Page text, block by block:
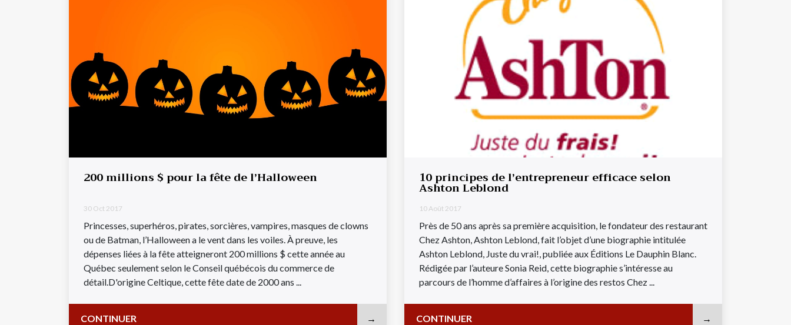
200 millions $ pour la fête de l’Halloween
30 Oct 2017
Princesses, superhéros, pirates, sorcières, vampires, masques de clowns
ou de Batman, l’Halloween a le vent dans les voiles. À preuve, les
dépenses liées à la fête atteigneront 200 millions $ cette année au
Québec seulement selon le Conseil québécois du commerce de
détail.D'origine Celtique, cette fête date de 2000 ans ...
CONTINUER
10 principes de l’entrepreneur efficace selon
Ashton Leblond
10 Août 2017
Près de 50 ans après sa première acquisition, le fondateur des restaurant
Chez Ashton, Ashton Leblond, fait l’objet d’une biographie intitulée
Ashton Leblond, Juste du vrai!, publiée aux Éditions Le Dauphin Blanc.
Rédigée par l’auteure Sonia Reid, cette biographie s’intéresse au
parcours de l’homme d’affaires à l’origine des restos Chez ...
CONTINUER